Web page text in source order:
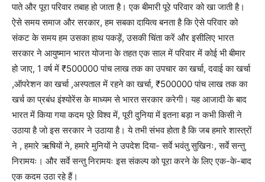
पाते और पूरा परिवार तबाह हो जाता है। एक बीमारी पूरे परिवार को खा जाती है।
ऐसे समय समाज और सरकार, हम सबका दायित्व बनता है कि ऐसे परिवार को
संकट के समय हम उसका हाथ पकड़ें, उसकी चिंता करें और इसीलिए भारत
सरकार ने आयुष्मान भारत योजना के तहत एक साल में परिवार में कोई भी बीमार
हो जाए, 1 वर्ष में ₹500000 पांच लाख तक का उपचार का खर्चा, दवाई का खर्चा
,ऑपरेशन का खर्चा ,अस्पताल में रहने का खर्चा, ₹500000 पांच लाख तक का
खर्च का प्रबंध इंश्योरेंस के माध्यम से भारत सरकार करेगी। यह आजादी के बाद
भारत में किया गया कदम पूरे विश्व में, पूरी दुनिया में इतना बड़ा न कभी किसी ने
उठाया है जो इस सरकार ने उठाया है। ये तभी संभव होता है कि जब हमारे शास्त्रों
ने , हमारे ऋषियों ने, हमारे मुनियों ने उपदेश दिया- सर्वे भवंतु सुखिनः, सर्वे सन्तु
निरामयः। और सर्वे सन्तु निरामयः इस संकल्प को पूरा करने के लिए एक-के-बाद
एक कदम उठा रहे हैं।